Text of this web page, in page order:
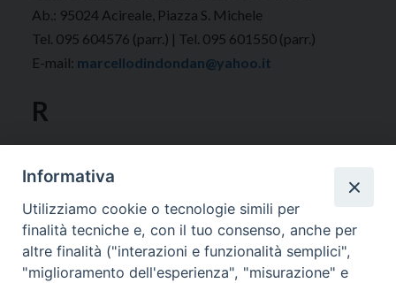
Ab.: 95024 Acireale, Piazza S. Michele
Tel. 095 604576 (parr.) | Tel. 095 601550 (parr.)
E-mail: marcellodindondan@yahoo.it
R
Giarre 21.10.1982 | ord. Giarre 16.05.2009
Ab.: 95018 Riposto, Via S.Orsola
E-mail:dondaniele.raciti@gmail.com
RACITI ROSARIO
Informativa
Utilizziamo cookie o tecnologie simili per
finalità tecniche e, con il tuo consenso, anche per
altre finalità ("interazioni e funzionalità semplici",
"miglioramento dell'esperienza", "misurazione" e